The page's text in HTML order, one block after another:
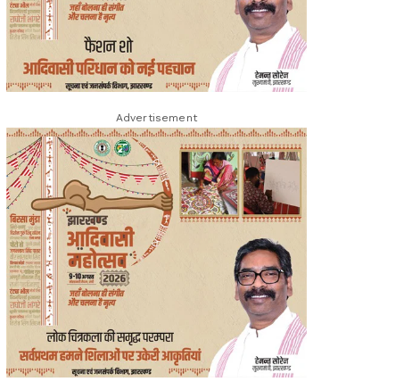
Advertisement